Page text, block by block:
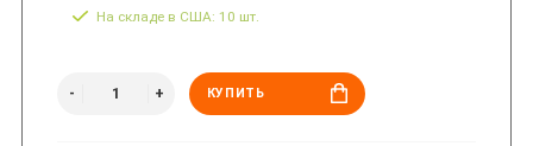
На складе в США: 10 шт.
КУПИТЬ